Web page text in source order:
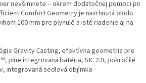
nevšimnete – okrem dodatočnej pomoci pri
Comfort Geometry je navrhnutá okolo
100 mm pre plynulé a isté riadenie aj na
Gravity Casting, efektívna geometria pre
plne integrovaná batéria, SIC 2.0, pokročilé
integrovaná sedlová objímka